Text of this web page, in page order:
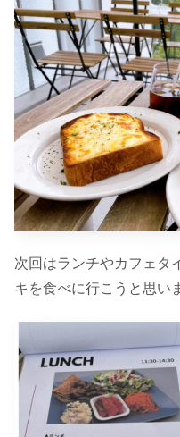
次回はランチやカフェタ
キを食べに行こうと思